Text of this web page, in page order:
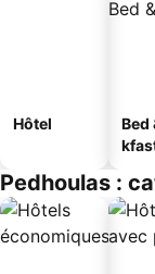
Hôtel
Bed
Pedhoulas :